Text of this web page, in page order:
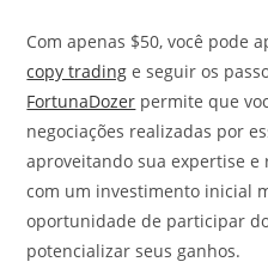
Com apenas $50, você pode
copy trading e seguir os
FortunaDozer permite que
negociações realizadas por
aproveitando sua expertise
com um investimento inicial
oportunidade de participar
potencializar seus ganhos.